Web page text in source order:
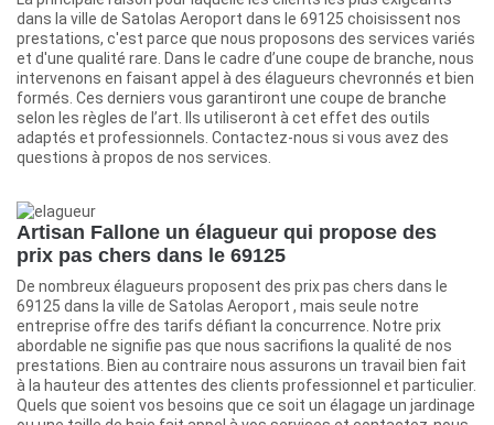
dans la ville de Satolas Aeroport dans le 69125 choisissent nos
prestations, c'est parce que nous proposons des services variés
et d'une qualité rare. Dans le cadre d’une coupe de branche, nous
intervenons en faisant appel à des élagueurs chevronnés et bien
formés. Ces derniers vous garantiront une coupe de branche
selon les règles de l’art. Ils utiliseront à cet effet des outils
adaptés et professionnels. Contactez-nous si vous avez des
questions à propos de nos services.
Artisan Fallone un élagueur qui propose des
prix pas chers dans le 69125
De nombreux élagueurs proposent des prix pas chers dans le
69125 dans la ville de Satolas Aeroport , mais seule notre
entreprise offre des tarifs défiant la concurrence. Notre prix
abordable ne signifie pas que nous sacrifions la qualité de nos
prestations. Bien au contraire nous assurons un travail bien fait
à la hauteur des attentes des clients professionnel et particulier.
Quels que soient vos besoins que ce soit un élagage un jardinage